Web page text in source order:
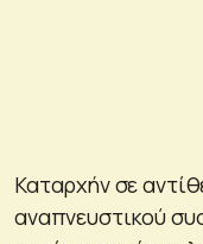
Καταρχήν σε
αναπνευστικού